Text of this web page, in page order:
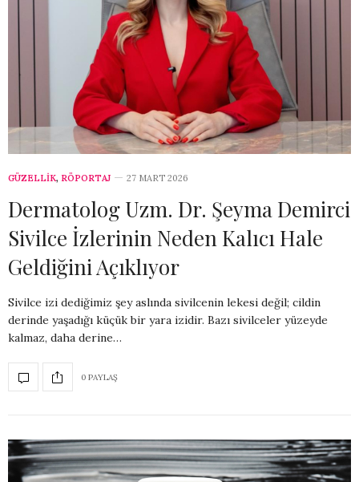
GÜZELLİK, RÖPORTAJ 27 MART 2026
Dermatolog Uzm. Dr. Şeyma Demirci
Sivilce İzlerinin Neden Kalıcı Hale
Geldiğini Açıklıyor
Sivilce izi dediğimiz şey aslında sivilcenin lekesi değil; cildin
derinde yaşadığı küçük bir yara izidir. Bazı sivilceler yüzeyde
kalmaz, daha derine…
0 PAYLAŞ